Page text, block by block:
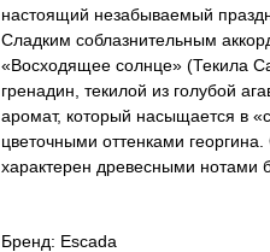
настоящий незабываемый
Сладким соблазнительным
«Восходящее солнце» (Текила
гренадин, текилой из голубой
аромат, который насыщается в
цветочными оттенками
характерен древесными нотами
Бренд: Escada